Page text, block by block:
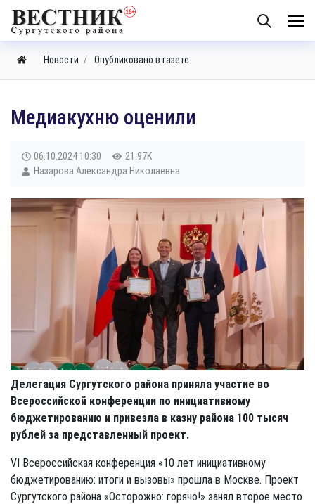
Новости Опубликовано в газете
​Медиакухню оценили
06.10.2024 10:30
21.97K
Назарова Александра Николаевна
Делегация Сургутского района приняла участие во
Всероссийской конференции по инициативному
бюджетированию и привезла в казну района 100 тысяч
рублей за представленный проект.
VI Всероссийская конференция «10 лет инициативному
бюджетированию: итоги и вызовы» прошла в Москве. Проект
Сургутского района «Осторожно: горячо!» занял второе место